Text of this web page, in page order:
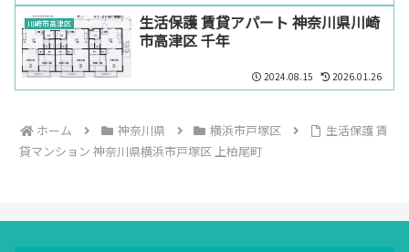
川崎市高津区
生活保護 賃貸アパート 神奈川県川崎
市高津区 千年
2024.08.15 2026.01.26
ホーム 神奈川県 横浜市戸塚区
生活保護 賃
貸マンション 神奈川県横浜市戸塚区 上柏尾町